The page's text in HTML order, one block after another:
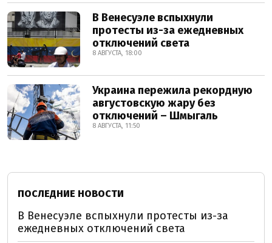
В Венесуэле вспыхнули
протесты из-за ежедневных
отключений света
8 АВГУСТА, 18:00
Украина пережила рекордную
августовскую жару без
отключений – Шмыгаль
8 АВГУСТА, 11:50
ПОСЛЕДНИЕ НОВОСТИ
В Венесуэле вспыхнули протесты из-за
ежедневных отключений света